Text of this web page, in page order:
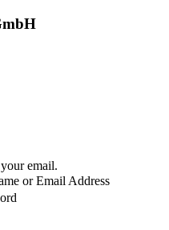
email.
or Email Address